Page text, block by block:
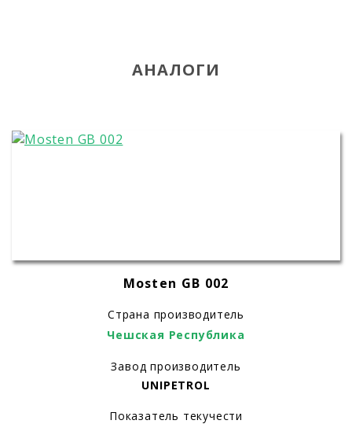
АНАЛОГИ
Mosten GB 002
Страна производитель
Чешская Республика
Завод производитель
UNIPETROL
Показатель текучести